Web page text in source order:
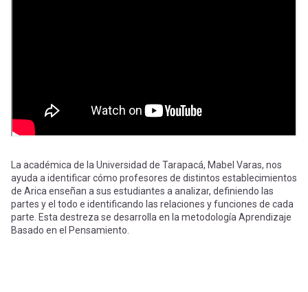
entrar
a
mi
La académica de la Universidad de Tarapacá, Mabel Varas, nos
ayuda a identificar cómo profesores de distintos establecimientos
de Arica enseñan a sus estudiantes a analizar, definiendo las
partes y el todo e identificando las relaciones y funciones de cada
parte. Esta destreza se desarrolla en la metodología Aprendizaje
Basado en el Pensamiento.